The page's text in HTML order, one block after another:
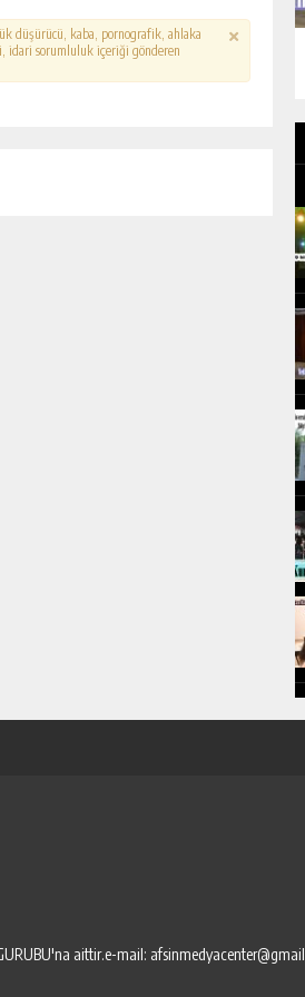
düşürücü, kaba, pornografik, ahlaka
idari sorumluluk içeriği gönderen
GURUBU'na aittir.e-mail: